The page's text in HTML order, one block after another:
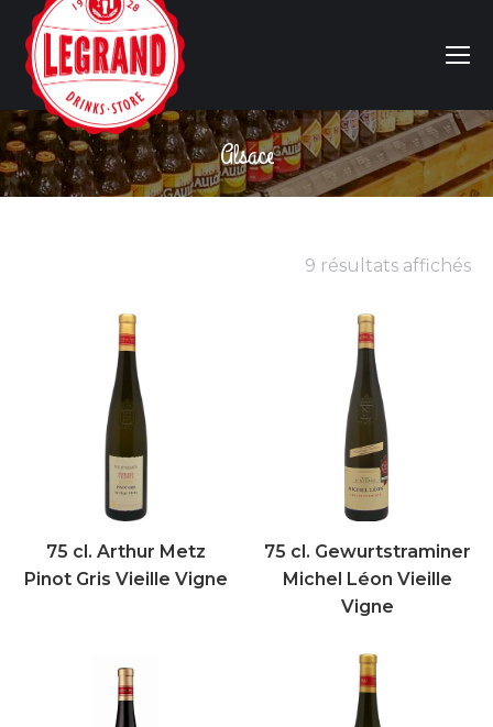
Alsace
Vous êtes ici :
9 résultats affichés
75 cl. Arthur Metz
Pinot Gris Vieille Vigne
75 cl. Gewurtstraminer
Michel Léon Vieille
Vigne